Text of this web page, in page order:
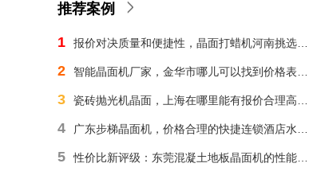
推荐案例
1
2
3
4
5